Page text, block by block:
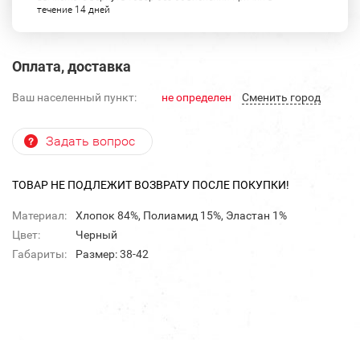
течение 14 дней
Оплата, доставка
Ваш населенный пункт: не определен Cменить город
Задать вопрос
ТОВАР НЕ ПОДЛЕЖИТ ВОЗВРАТУ ПОСЛЕ ПОКУПКИ!
Материал:
Хлопок 84%, Полиамид 15%, Эластан 1%
Цвет:
Черный
Габариты:
Размер: 38-42